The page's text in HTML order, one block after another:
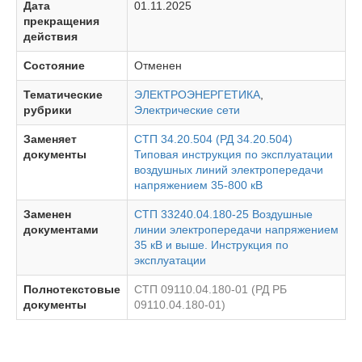
Дата
прекращения
действия
01.11.2025
Состояние Отменен
Тематические
рубрики
ЭЛЕКТРОЭНЕРГЕТИКА,
Электрические сети
Заменяет
документы
СТП 34.20.504 (РД 34.20.504)
Типовая инструкция по эксплуатации
воздушных линий электропередачи
напряжением 35-800 кВ
Заменен
документами
СТП 33240.04.180-25 Воздушные
линии электропередачи напряжением
35 кВ и выше. Инструкция по
эксплуатации
Полнотекстовые
документы
СТП 09110.04.180-01 (РД РБ
09110.04.180-01)